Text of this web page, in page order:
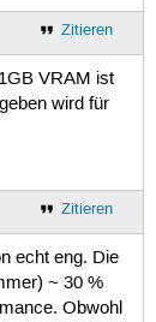
Zitieren
VRAM ist
wird für
Zitieren
echt eng. Die
~ 30 %
Obwohl